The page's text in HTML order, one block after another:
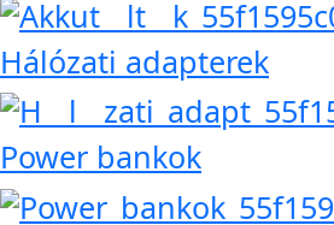
Hálózati adapterek
Power bankok